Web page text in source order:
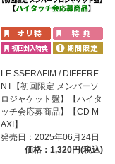
LE SSERAFIM / DIFFERE
NT【初回限定 メンバーソ
ロジャケット盤】【ハイタ
ッチ会応募商品】【CD M
AXI】
発売日：2025年06月24日
価格：1,320円(税込)